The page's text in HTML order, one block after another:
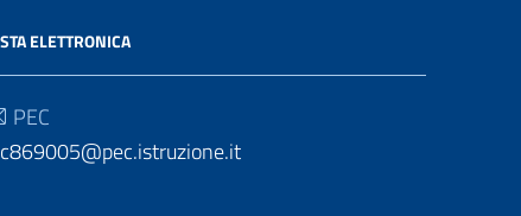
ELETTRONICA
PEC